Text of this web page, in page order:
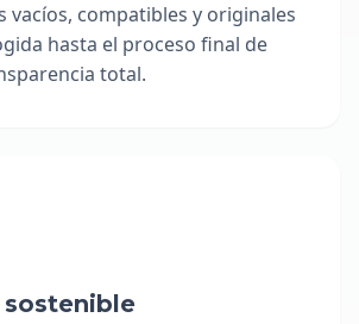
vacíos, compatibles y originales
hasta el proceso final de
total.
sostenible